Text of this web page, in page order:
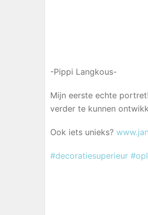
-Pippi Langkous-
Mijn eerste echte
verder te kunnen
Ook iets unieks?
#decoratiesuperieur